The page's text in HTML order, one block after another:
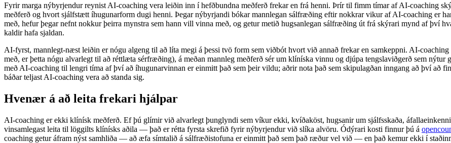
Fyrir marga nýbyrjendur reynist AI-coaching vera leiðin inn í hefðbundna meðferð frekar en frá henni. Þrír til fimm tímar af AI-coaching
meðferð og hvort sjálfstætt íhugunarform dugi henni. Þegar nýbyrjandi bókar mannlegan sálfræðing eftir nokkrar vikur af AI-coaching er
með, hefur þegar nefnt nokkur þeirra mynstra sem hann vill vinna með, og getur metið hugsanlegan sálfræðing út frá skýrari mynd af því
kaldir hafa sjaldan.
AI-fyrst, mannlegt-næst leiðin er nógu algeng til að líta megi á þessi tvö form sem viðbót hvort við annað frekar en samkeppni. AI-
með, er þetta nógu alvarlegt til að réttlæta sérfræðing), á meðan mannleg meðferð sér um klíníska vinnu og djúpa tengslaviðgerð sem
með AI-coaching til lengri tíma af því að íhugunarvinnan er einmitt það sem þeir vildu; aðrir nota það sem skipulagðan inngang að því að
báðar teljast AI-coaching vera að standa sig.
Hvenær á að leita frekari hjálpar
AI-coaching er ekki klínísk meðferð. Ef þú glímir við alvarlegt þunglyndi sem víkur ekki, kvíðaköst, hugsanir um sjálfsskaða,
vinsamlegast leita til löggilts klínísks aðila — það er rétta fyrsta skrefið fyrir nýbyrjendur við slíka alvöru. Ódýrari kosti finnur þú á
coaching getur áfram nýst samhliða — að æfa símtalið á sálfræðistofuna er einmitt það sem það ræður vel við — en það kemur ekki í